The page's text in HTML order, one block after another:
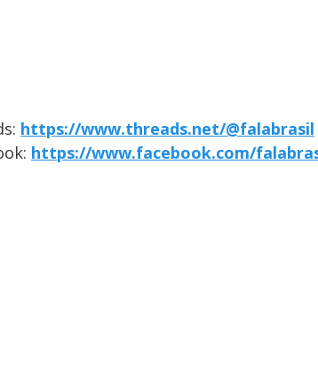
https://www.threads.net/@falabrasil
https://www.facebook.com/